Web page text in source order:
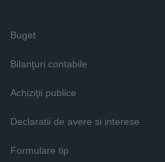
Buget
Bilanţuri contabile
Achiziţii publice
Declaratii de avere si interese
Formulare tip